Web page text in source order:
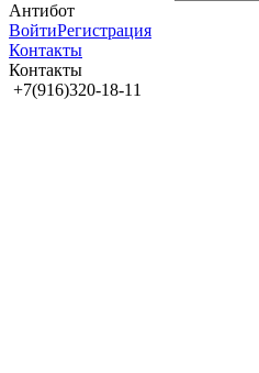
Антибот
ВойтиРегистрация
Контакты
Контакты
+7(916)320-18-11